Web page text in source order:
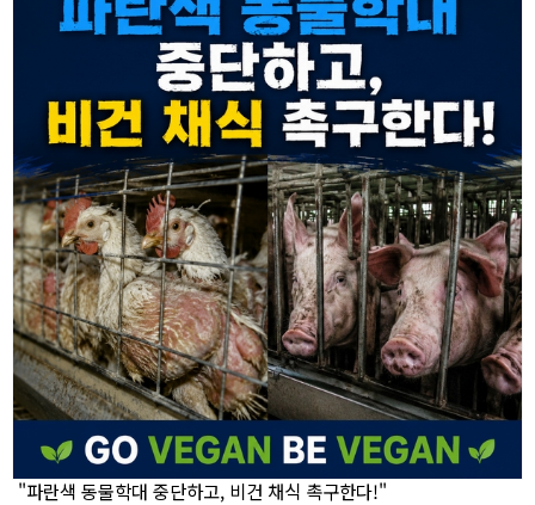
"파란색 동물학대 중단하고, 비건 채식 촉구한다!"